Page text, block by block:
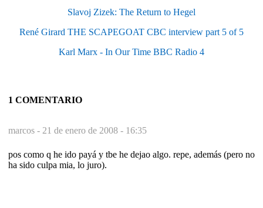
Slavoj Zizek: The Return to Hegel
René Girard THE SCAPEGOAT CBC interview part 5 of 5
Karl Marx - In Our Time BBC Radio 4
1 COMENTARIO
marcos - 21 de enero de 2008 - 16:35
pos como q he ido payá y tbe he dejao algo. repe, además (pero no
ha sido culpa mia, lo juro).